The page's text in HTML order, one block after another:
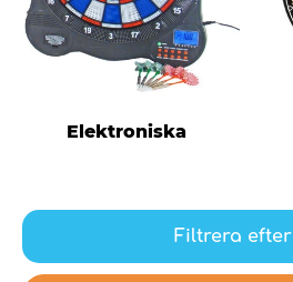
Elektroniska
Filtrera efter